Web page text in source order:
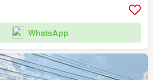
WhatsApp